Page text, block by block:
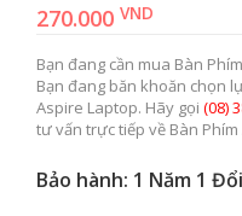
270.000 VND
Bạn đang cần mua Bàn
Bạn đang băn khoăn chọn
Aspire Laptop. Hãy gọi (08)
tư vấn trực tiếp về Bàn Phím
Bảo hành: 1 Năm 1